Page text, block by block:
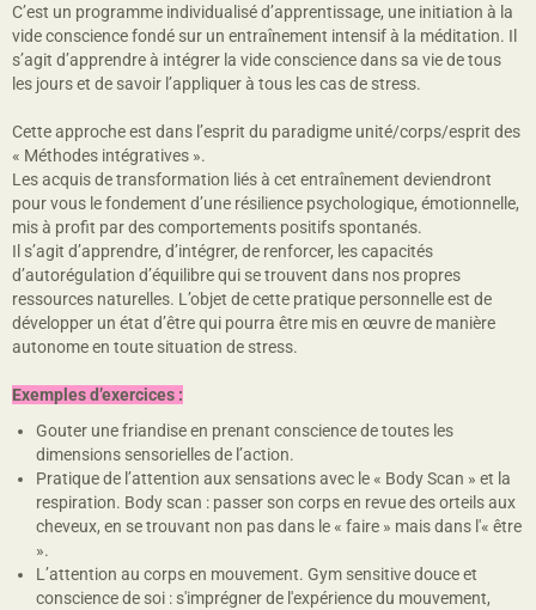
C’est un programme individualisé d’apprentissage, une initiation à la
vide conscience fondé sur un entraînement intensif à la méditation. Il
s’agit d’apprendre à intégrer la vide conscience dans sa vie de tous
les jours et de savoir l’appliquer à tous les cas de stress.
Cette approche est dans l’esprit du paradigme unité/corps/esprit des
« Méthodes intégratives ».
Les acquis de transformation liés à cet entraînement deviendront
pour vous le fondement d’une résilience psychologique, émotionnelle,
mis à profit par des comportements positifs spontanés.
Il s’agit d’apprendre, d’intégrer, de renforcer, les capacités
d’autorégulation d’équilibre qui se trouvent dans nos propres
ressources naturelles. L’objet de cette pratique personnelle est de
développer un état d’être qui pourra être mis en œuvre de manière
autonome en toute situation de stress.
Exemples d’exercices :
Gouter une friandise en prenant conscience de toutes les
dimensions sensorielles de l’action.
Pratique de l’attention aux sensations avec le « Body Scan » et la
respiration. Body scan : passer son corps en revue des orteils aux
cheveux, en se trouvant non pas dans le « faire » mais dans l'« être
».
L’attention au corps en mouvement. Gym sensitive douce et
conscience de soi : s'imprégner de l'expérience du mouvement,